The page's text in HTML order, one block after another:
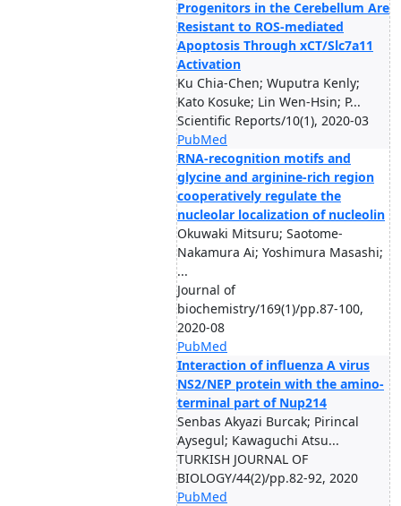
Progenitors in the Cerebellum Are
Resistant to ROS-mediated
Apoptosis Through xCT/Slc7a11
Activation
Ku Chia-Chen; Wuputra Kenly;
Kato Kosuke; Lin Wen-Hsin; P...
Scientific Reports/10(1), 2020-03
PubMed
RNA-recognition motifs and
glycine and arginine-rich region
cooperatively regulate the
nucleolar localization of nucleolin
Okuwaki Mitsuru; Saotome-
Nakamura Ai; Yoshimura Masashi;
...
Journal of
biochemistry/169(1)/pp.87-100,
2020-08
PubMed
Interaction of influenza A virus
NS2/NEP protein with the amino-
terminal part of Nup214
Senbas Akyazi Burcak; Pirincal
Aysegul; Kawaguchi Atsu...
TURKISH JOURNAL OF
BIOLOGY/44(2)/pp.82-92, 2020
PubMed